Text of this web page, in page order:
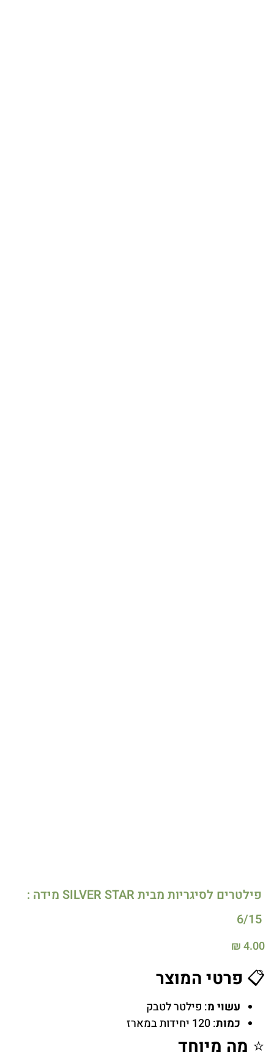
פילטרים לסיגריות מבית SILVER STAR מידה :
6/15
₪4.00
📋 פרטי המוצר
עשוי מ: פילטר לטבק
כמות: 120 יחידות במארז
⭐ מה מיוחד